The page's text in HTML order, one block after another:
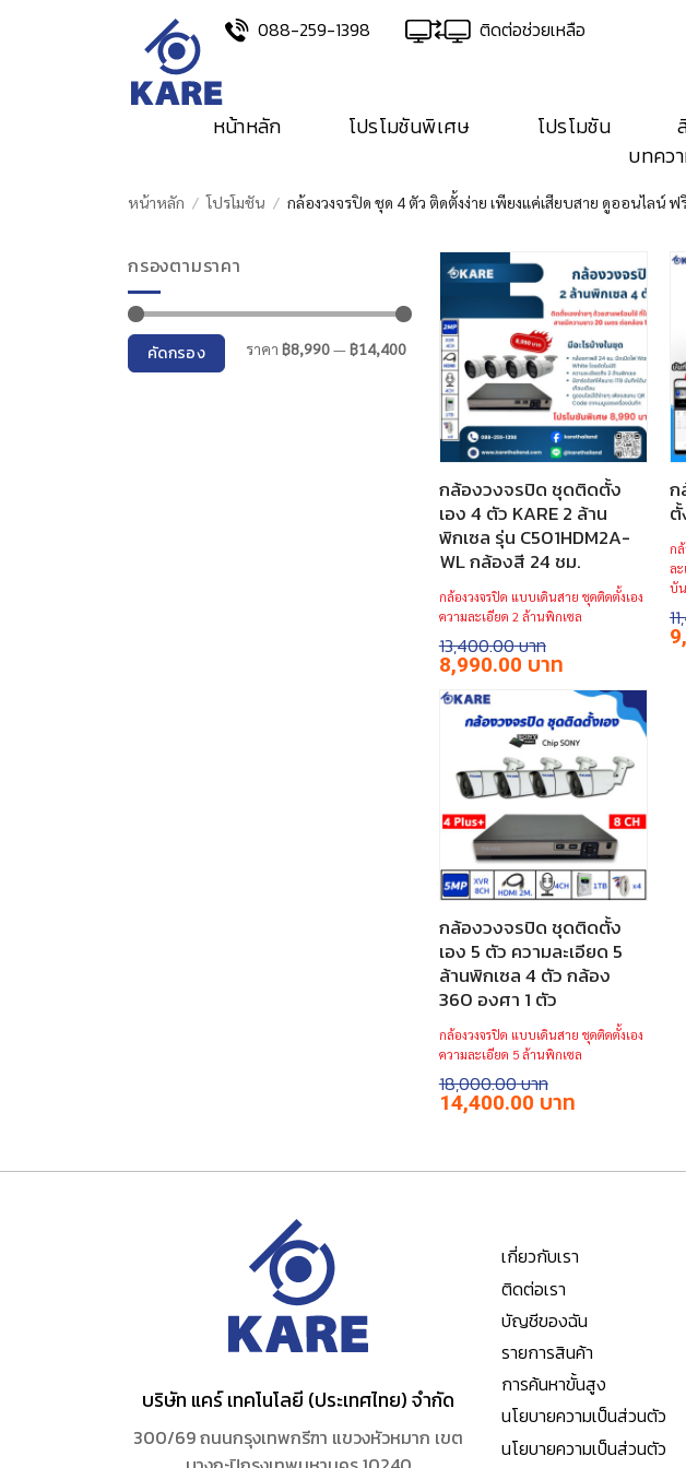
088-259-1398 ติดต่อช่วยเหลือ
หน้าหลัก โปรโมชันพิเศษ โปรโมชัน
บทคว
หน้าหลัก / โปรโมชัน / กล้องวงจรปิด ชุด 4 ตัว ติดตั้งง่าย เพียงแค่เสียบสาย ดูออนไลน์ ฟ
กรองตามราคา
ราคา
สุด
ราคา
สูงสุดคัดกรอง ราคา ฿8,990—฿14,400
กล้องวงจรปิด ชุดติดตั้ง
เอง 4 ตัว KARE 2 ล้าน
พิกเซล รุ่น C501HDM2A-
WL กล้องสี 24 ชม.
13,400.00
Original
price
was:
฿13,400.00.
8,990.00 Current
price
is:
฿8,990.00.
กล้องวงจรปิด แบบเดินสาย ชุดติดตั้งเอง
ความละเอียด 2 ล้านพิกเซล
ก
ตั้
กล้
ล
บั
กล้องวงจรปิด ชุดติดตั้ง
เอง 5 ตัว ความละเอียด 5
ล้านพิกเซล 4 ตัว กล้อง
360 องศา 1 ตัว
18,000.00
Original
price
14,400.00 Current
price
กล้องวงจรปิด แบบเดินสาย ชุดติดตั้งเอง
ความละเอียด 5 ล้านพิกเซล
บริษัท แคร์ เทคโนโลยี (ประเทศไทย) จำกัด
300/69 ถนนกรุงเทพกรีฑา แขวงหัวหมาก เขต
เกี่ยวกับเรา
ติดต่อเรา
บัญชีของฉัน
รายการสินค้า
การค้นหาขั้นสูง
นโยบายความเป็นส่วนตัว
นโยบายความเป็นส่วนตัว